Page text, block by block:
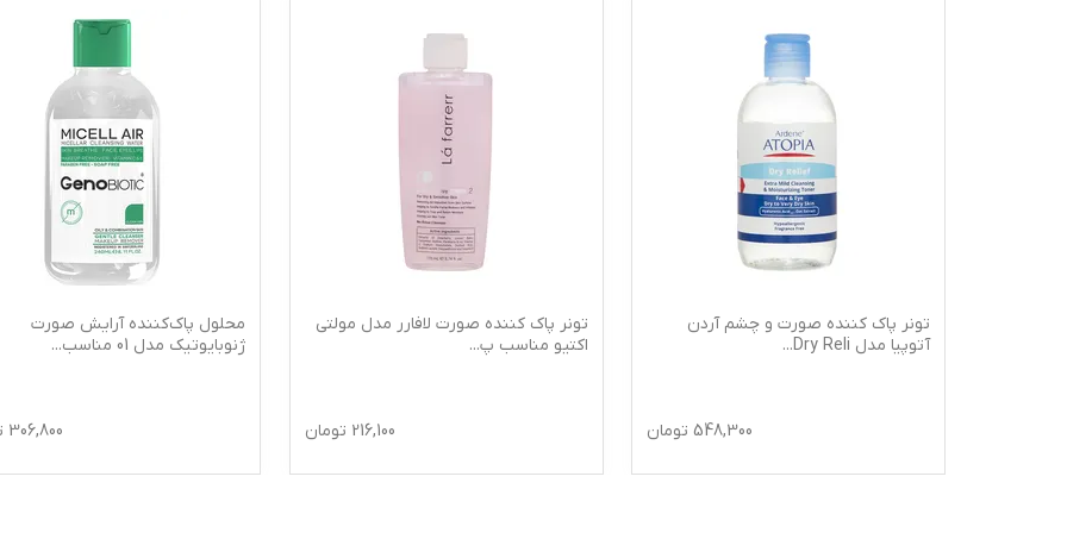
تونر پاک کننده صورت و چشم آردن
آتوپیا مدل Dry Reli
...
548,300 تومان
تونر پاک کننده صورت لافارر مدل مولتی
اکتیو مناسب پ...
216,100 تومان
محلول پاک‌کننده آرایش صورت
ژنوبایوتیک مدل 01 مناسب
...
306,800